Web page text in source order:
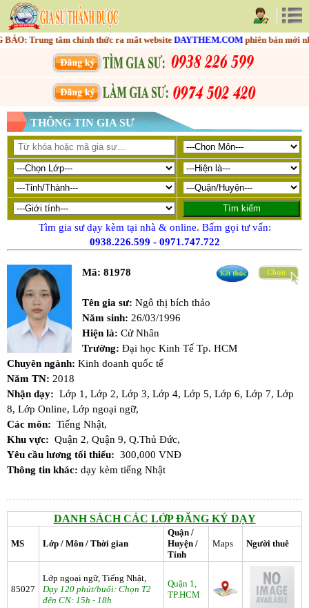
Trung tâm chính thức ra mắt websiteDAYTHEM.COMphiên bản mới
THÔNG TIN GIA SƯ
Tìm gia sư dạy kèm tại nhà & online. Bấm gọi tư vấn:
0938.226.599 - 0971.747.722
Mã: 81978
Tên gia sư: Ngô thị bích thảo
Năm sinh: 26/03/1996
Hiện là: Cử Nhân
Trường: Đại học Kinh Tế Tp. HCM
Chuyên ngành: Kinh doanh quốc tế
Năm TN: 2018
Nhận dạy: Lớp 1, Lớp 2, Lớp 3, Lớp 4, Lớp 5, Lớp 6, Lớp 7, Lớp
8, Lớp Online, Lớp ngoại ngữ,
Các môn: Tiếng Nhật,
Khu vực: Quận 2, Quận 9, Q.Thủ Đức,
Yêu cầu lương tối thiểu: 300,000 VNĐ
Thông tin khác: dạy kèm tiếng Nhật
DANH SÁCH CÁC LỚP ĐĂNG KÝ DẠY
MS Lớp / Môn / Thời gian
Quận /
Huyện /
Tỉnh
Maps Người thuê
85027
Lớp ngoại ngữ, Tiếng Nhật,
Dạy 120 phút/buổi: Chọn T2
đến CN: 15h - 18h
Quận 1,
TP.HCM